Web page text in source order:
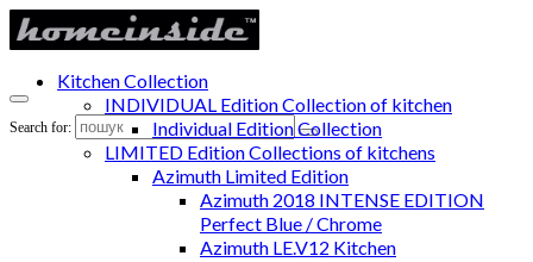
Search for:
Kitchen Collection
INDIVIDUAL Edition Collection of kitchen
Individual Edition Collection
LIMITED Edition Collections of kitchens
Azimuth Limited Edition
Azimuth 2018 INTENSE EDITION
Perfect Blue / Chrome
Azimuth LE.V12 Kitchen